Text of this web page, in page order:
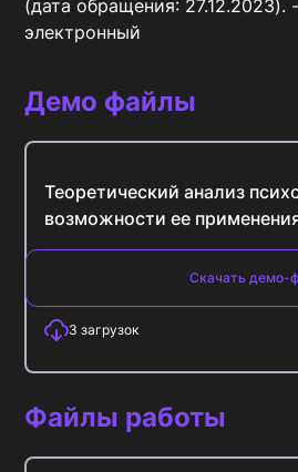
(дата обращения: 27.12.2023).
электронный
Демо файлы
Теоретический анализ
возможности ее
Скачать демо-
3 загрузок
Файлы работы